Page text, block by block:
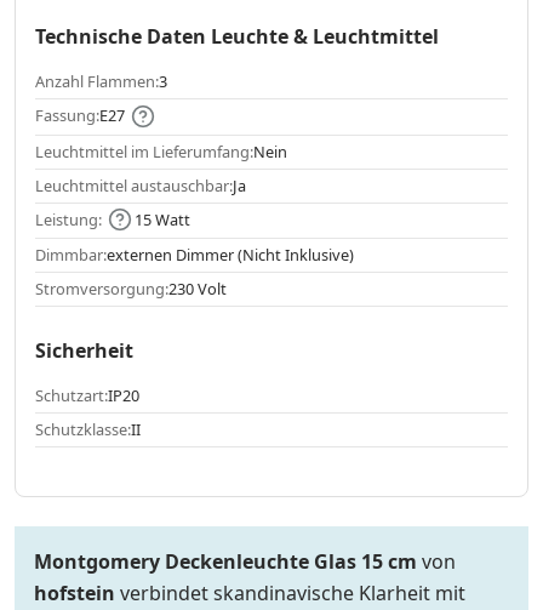
Technische Daten Leuchte & Leuchtmittel
Anzahl Flammen:3
Fassung:E27
Leuchtmittel im Lieferumfang:Nein
Leuchtmittel austauschbar:Ja
Leistung:
15 Watt
Dimmbar:externen Dimmer (Nicht Inklusive)
Stromversorgung:230 Volt
Sicherheit
Schutzart:IP20
Schutzklasse:II
Montgomery Deckenleuchte Glas 15 cm von
hofstein verbindet skandinavische Klarheit mit